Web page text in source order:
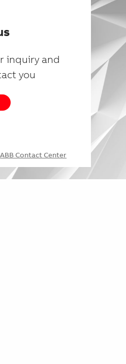
inquiry and
you
ABB Contact Center